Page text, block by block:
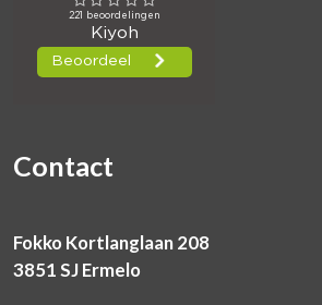
Contact
Fokko Kortlanglaan 208
3851 SJ Ermelo